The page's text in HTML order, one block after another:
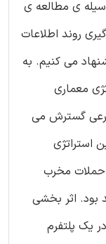
ی مطالعه ی
روند اطلاعات
می کنیم. به
معماری
فرعی گسترش می
استراتژی
حملات مخرب
بود. اثر بخشی
یک پلتفرم